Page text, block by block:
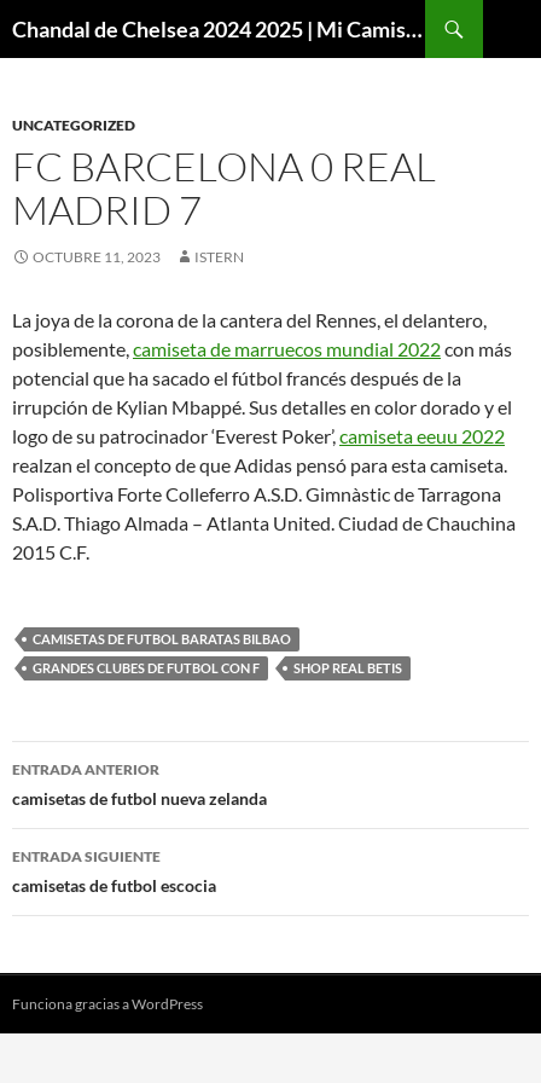
Chandal de Chelsea 2024 2025 | Mi Camiseta Futbol
UNCATEGORIZED
FC BARCELONA 0 REAL
MADRID 7
OCTUBRE 11, 2023 ISTERN
La joya de la corona de la cantera del Rennes, el delantero,
posiblemente,camiseta de marruecos mundial 2022con más
potencial que ha sacado el fútbol francés después de la
irrupción de Kylian Mbappé. Sus detalles en color dorado y el
logo de su patrocinador ‘Everest Poker’,camiseta eeuu 2022
realzan el concepto de que Adidas pensó para esta camiseta.
Polisportiva Forte Colleferro A.S.D. Gimnàstic de Tarragona
S.A.D. Thiago Almada – Atlanta United. Ciudad de Chauchina
2015 C.F.
CAMISETAS DE FUTBOL BARATAS BILBAO
GRANDES CLUBES DE FUTBOL CON F
SHOP REAL BETIS
Navegación
de
entradas
ENTRADA ANTERIOR
camisetas de futbol nueva zelanda
ENTRADA SIGUIENTE
camisetas de futbol escocia
Funciona gracias a WordPress